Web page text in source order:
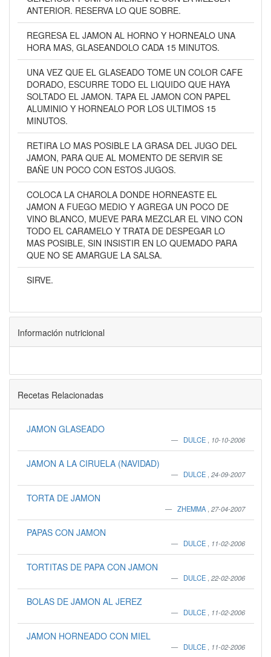
ANTERIOR. RESERVA LO QUE SOBRE.
REGRESA EL JAMON AL HORNO Y HORNEALO UNA
HORA MAS, GLASEANDOLO CADA 15 MINUTOS.
UNA VEZ QUE EL GLASEADO TOME UN COLOR CAFE
DORADO, ESCURRE TODO EL LIQUIDO QUE HAYA
SOLTADO EL JAMON. TAPA EL JAMON CON PAPEL
ALUMINIO Y HORNEALO POR LOS ULTIMOS 15
MINUTOS.
RETIRA LO MAS POSIBLE LA GRASA DEL JUGO DEL
JAMON, PARA QUE AL MOMENTO DE SERVIR SE
BAÑE UN POCO CON ESTOS JUGOS.
COLOCA LA CHAROLA DONDE HORNEASTE EL
JAMON A FUEGO MEDIO Y AGREGA UN POCO DE
VINO BLANCO, MUEVE PARA MEZCLAR EL VINO CON
TODO EL CARAMELO Y TRATA DE DESPEGAR LO
MAS POSIBLE, SIN INSISTIR EN LO QUEMADO PARA
QUE NO SE AMARGUE LA SALSA.
SIRVE.
Información nutricional
Recetas Relacionadas
JAMON GLASEADO
DULCE 10-10-2006
JAMON A LA CIRUELA (NAVIDAD)
DULCE 24-09-2007
TORTA DE JAMON
ZHEMMA 27-04-2007
PAPAS CON JAMON
DULCE 11-02-2006
TORTITAS DE PAPA CON JAMON
DULCE 22-02-2006
BOLAS DE JAMON AL JEREZ
DULCE 11-02-2006
JAMON HORNEADO CON MIEL
DULCE 11-02-2006